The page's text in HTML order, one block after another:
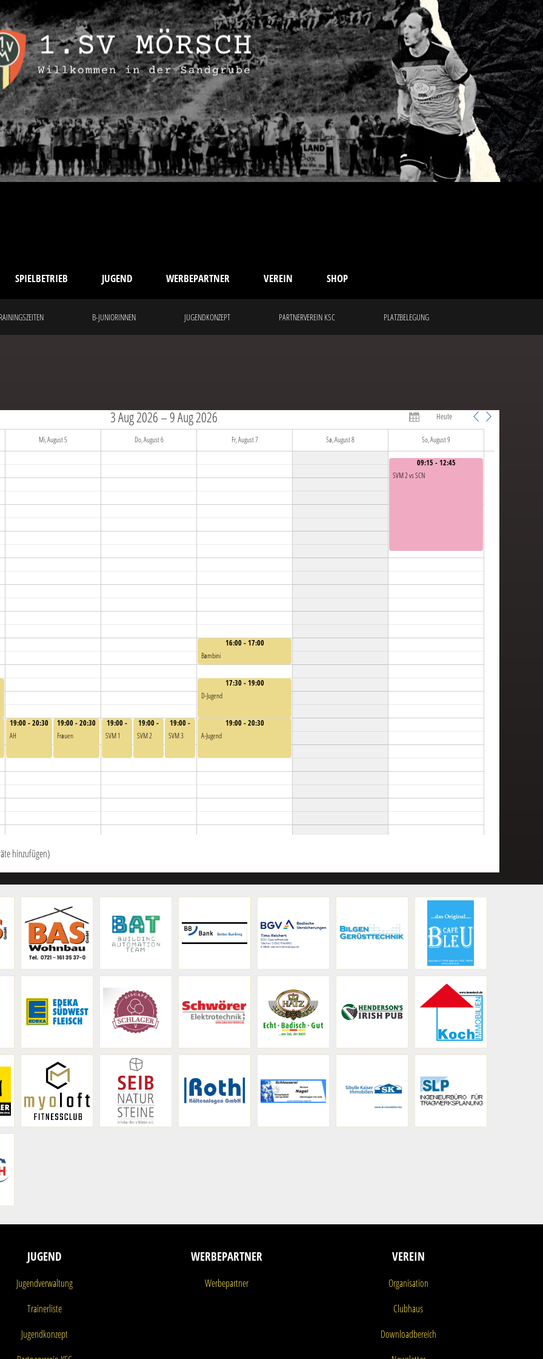
SPIELBETRIEB JUGEND WERBEPARTNER VEREIN SHOP
B-JUNIORINNEN JUGENDKONZEPT PARTNERVEREIN KSC PLATZBELEGUNG
Heute
3 Aug 2026 – 9 Aug 2026
Mi, August 5 Do, August 6 Fr, August 7 Sa, August 8 So, August 9
19:00 - 20:30
AH
19:00 - 20:30
Frauen
19:00 -
20:30
SVM 1
19:00 -
20:30
SVM 2
19:00 -
20:30
SVM 3
16:00 - 17:00
Bambini
17:30 - 19:00
D-Jugend
19:00 - 20:30
A-Jugend
09:15 - 12:45
SVM 2 vs SCN
hinzufügen)
JUGEND
Jugendverwaltung
Trainerliste
Jugendkonzept
WERBEPARTNER
Werbepartner
VEREIN
Organisation
Clubhaus
Downloadbereich